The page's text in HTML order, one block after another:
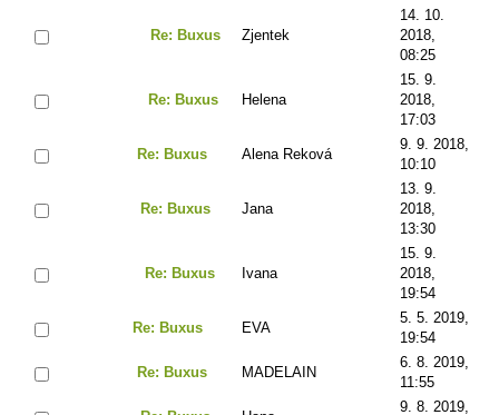
Re: Buxus Zjentek
14. 10.
2018,
08:25
Re: Buxus Helena
15. 9.
2018,
17:03
Re: Buxus Alena Reková
9. 9. 2018,
10:10
Re: Buxus Jana
13. 9.
2018,
13:30
Re: Buxus Ivana
15. 9.
2018,
19:54
Re: Buxus EVA
5. 5. 2019,
19:54
Re: Buxus MADELAIN
6. 8. 2019,
11:55
9. 8. 2019,